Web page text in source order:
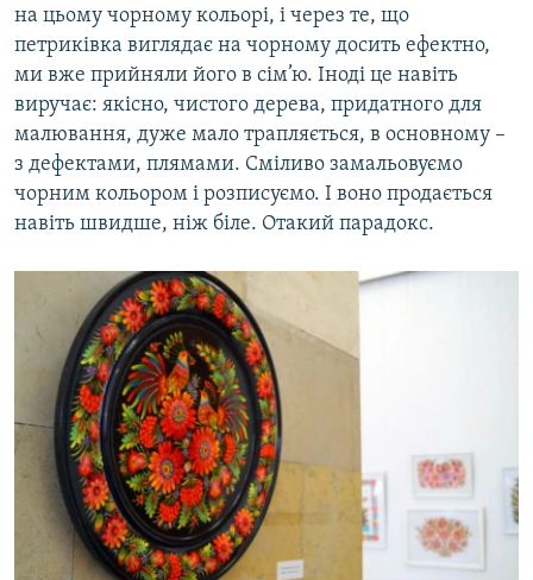
на цьому чорному кольорі, і через те, що
петриківка виглядає на чорному досить ефектно,
ми вже прийняли його в сім’ю. Іноді це навіть
виручає: якісно, чистого дерева, придатного для
малювання, дуже мало трапляється, в основному –
з дефектами, плямами. Сміливо замальовуємо
чорним кольором і розписуємо. І воно продається
навіть швидше, ніж біле. Отакий парадокс.